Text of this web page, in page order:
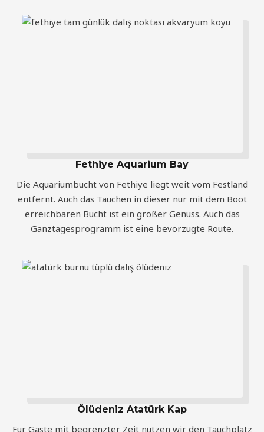
Fethiye Aquarium Bay
Die Aquariumbucht von Fethiye liegt weit vom Festland
entfernt. Auch das Tauchen in dieser nur mit dem Boot
erreichbaren Bucht ist ein großer Genuss. Auch das
Ganztagesprogramm ist eine bevorzugte Route.
Ölüdeniz Atatürk Kap
Für Gäste mit begrenzter Zeit nutzen wir den Tauchplatz